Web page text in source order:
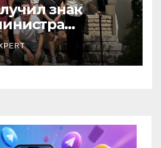
знак
поддержку